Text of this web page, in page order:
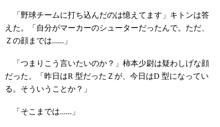
「野球チームに打ち込んだのは憶えてます」キトンは答
えた。「自分がマーカーのシューターだったんで。ただ、
Ｚの顔までは......」
「つまりこう言いたいのか？」柿本少尉は疑わしげな顔
だった。「昨日はR 型だったＺが、今日はD 型になってい
る。そういうことか？」
「そこまでは......」